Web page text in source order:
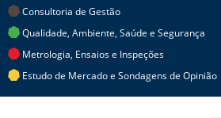
Consultoria de Gestão
Qualidade, Ambiente, Saúde e Segurança
Metrologia, Ensaios e Inspeções
Estudo de Mercado e Sondagens de Opinião